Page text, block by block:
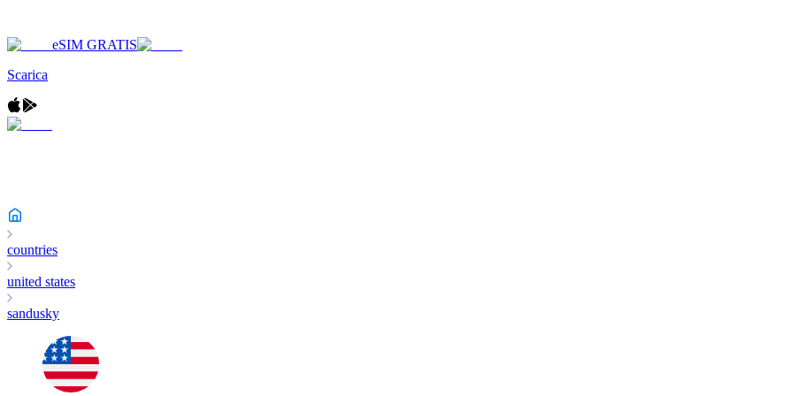
eSIM GRATIS
Scarica
countries
united states
sandusky